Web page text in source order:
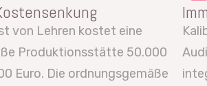
von Lehren kostet eine
Produktionsstätte 50.000
Euro. Die ordnungsgemäße